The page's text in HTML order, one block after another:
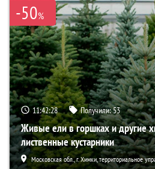
-50%
11:42:27 Получили:53
Живые ели в горшках и другие
лиственные кустарники
Московская обл., г. Химки, территориальное